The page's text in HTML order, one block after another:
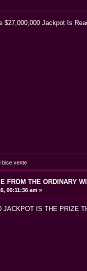
$27,000,000 Jackpot Is
bise vente
FROM THE ORDINARY
00:11:36 am »
JACKPOT IS THE PRIZE